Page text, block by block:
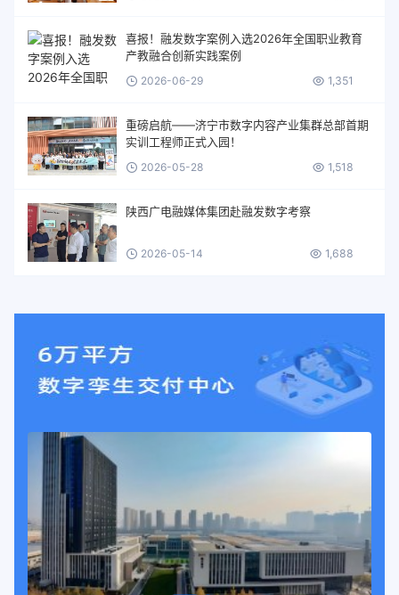
喜报！融发数字案例入选2026年全国职业教育
产教融合创新实践案例
2026-06-29 1,351
重磅启航——济宁市数字内容产业集群总部首期
实训工程师正式入园！
2026-05-28 1,518
陕西广电融媒体集团赴融发数字考察
2026-05-14 1,688